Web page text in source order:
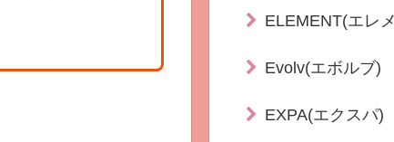
ELEMENT(エレ
Evolv(エボルブ)
EXPA(エクスパ)